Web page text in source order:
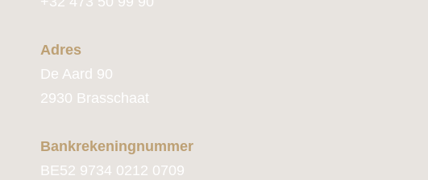
Adres
De Aard 90
2930 Brasschaat
Bankrekeningnummer
BE52 9734 0212 0709